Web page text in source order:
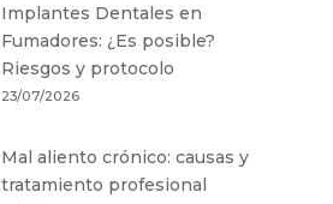
Implantes Dentales en
Fumadores: ¿Es posible?
Riesgos y protocolo
23/07/2026
Mal aliento crónico: causas y
tratamiento profesional